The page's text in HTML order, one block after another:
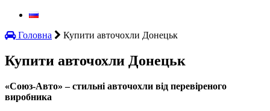
Головна Купити авточохли Донецьк
Купити авточохли Донецьк
«Союз-Авто» – стильні авточохли від перевіреного
виробника